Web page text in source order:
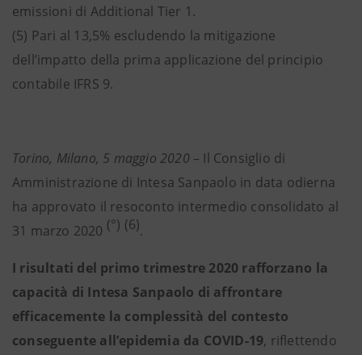
emissioni di Additional Tier 1.
(5) Pari al 13,5% escludendo la mitigazione
dell’impatto della prima applicazione del principio
contabile IFRS 9.
Torino, Milano, 5 maggio 2020 – Il Consiglio di
Amministrazione di Intesa Sanpaolo in data odierna
ha approvato il resoconto intermedio consolidato al
31 marzo 2020 (°) (6).
I risultati del primo trimestre 2020 rafforzano la
capacità di Intesa Sanpaolo di affrontare
efficacemente la complessità del contesto
conseguente all’epidemia da COVID-19, riflettendo